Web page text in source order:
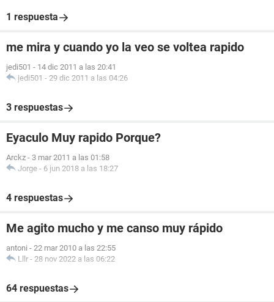
1 respuesta
me mira y cuando yo la veo se voltea rapido
jedi501 - 14 dic 2011 a las 20:41
jedi501 - 29 dic 2011 a las 04:26
3 respuestas
Eyaculo Muy rapido Porque?
Arckz - 3 mar 2011 a las 01:58
Jorge - 6 jun 2018 a las 18:27
4 respuestas
Me agito mucho y me canso muy rápido
antoni - 22 mar 2010 a las 22:55
Lllr - 28 nov 2022 a las 06:22
64 respuestas